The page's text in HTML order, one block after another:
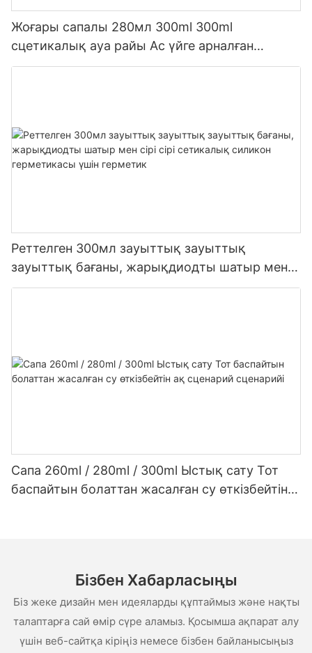
Жоғары сапалы 280мл 300ml 300ml
сцетикалық ауа райы Ас үйге арналған
силикон герметикасы
Реттелген 300мл зауыттық зауыттық
зауыттық бағаны, жарықдиодты шатыр мен
сірі сірі сетикалық силикон герметикасы үшін
Сапа 260ml / 280ml / 300ml Ыстық сату Тот
баспайтын болаттан жасалған су өткізбейтін
Бізбен Хабарласыңы
Біз жеке дизайн мен идеяларды құптаймыз және нақты
талаптарға сай өмір сүре аламыз. Қосымша ақпарат алу
үшін веб-сайтқа кіріңіз немесе бізбен байланысыңыз